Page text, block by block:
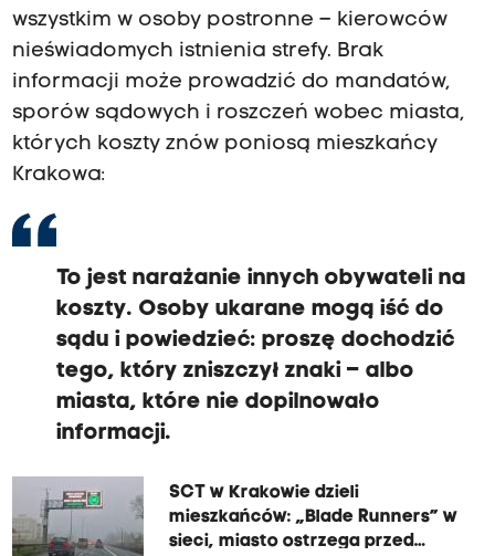
wszystkim w osoby postronne – kierowców
nieświadomych istnienia strefy. Brak
informacji może prowadzić do mandatów,
sporów sądowych i roszczeń wobec miasta,
których koszty znów poniosą mieszkańcy
Krakowa:
To jest narażanie innych obywateli na
koszty. Osoby ukarane mogą iść do
sądu i powiedzieć: proszę dochodzić
tego, który zniszczył znaki – albo
miasta, które nie dopilnowało
informacji.
SCT w Krakowie dzieli
mieszkańców: „Blade Runners” w
sieci, miasto ostrzega przed